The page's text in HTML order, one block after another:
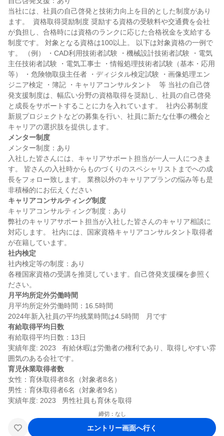
当社には、社員の自己啓発と技術力向上を目的とした制度があり
ます。  資格取得奨励制度 奨励する資格の受験料や交通費を会社
が負担し、合格時には資格のランクに応じた合格祝金を支給する
制度です。 対象となる資格は100以上。 以下は対象資格の一例で
す。 （例） ・CAD利用技術者試験 ・機械設計技術者試験 ・電気
主任技術者試験 ・電気工事士 ・情報処理技術者試験（基本・応用
等） ・危険物取扱主任者 ・ディジタル検定試験 ・画像処理エン
ジニア検定 ・簿記 ・キャリアコンサルタント　等 当社の自己啓
発支援制度は、幅広い分野の資格取得を奨励し、社員の自己啓発
と成長をサポートすることに力を入れています。  社内公募制度
新規プロジェクトなどの募集を行い、社員に新たな仕事の機会と
メンター制度
メンター制度：あり
入社した皆さんには、キャリアサポート担当が一人一人につきま
す。 皆さんの入社時からものづくりのスペシャリストまでへの成
長をフォロー致します。 業務以外のキャリアプランの悩み等も是
キャリアコンサルティング制度
キャリアコンサルティング制度：あり
弊社のキャリアサポート担当が入社した皆さんのキャリア相談に
対応します。 社内には、国家資格キャリアコンサルタント取得者
社内検定
社内検定等の制度：あり
各種国家資格の受講を推奨しています。自己啓発支援欄を参照く
月平均所定外労働時間
月平均所定外労働時間：16.5時間
有給取得平均日数
有給取得平均日数：13日
実績年度: 2023   有給休暇は労働者の権利であり、取得しやすい雰
育児休業取得者数
女性：育休取得者8名（対象者8名）
男性：育休取得者6名（対象者9名）
締切：なし
エントリー画面へ行く